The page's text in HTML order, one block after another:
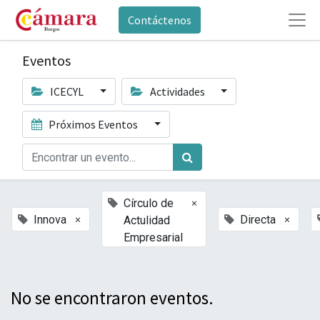
Contáctenos
Eventos
ICECYL Actividades
Próximos Eventos
Innova ×
Círculo de
Actulidad
Empresarial
×
Directa ×
No se encontraron eventos.